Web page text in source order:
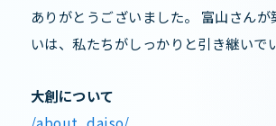
ありがとうございました。 富山さん
いは、私たちがしっかりと引き継いで
大創について
/about_daiso/